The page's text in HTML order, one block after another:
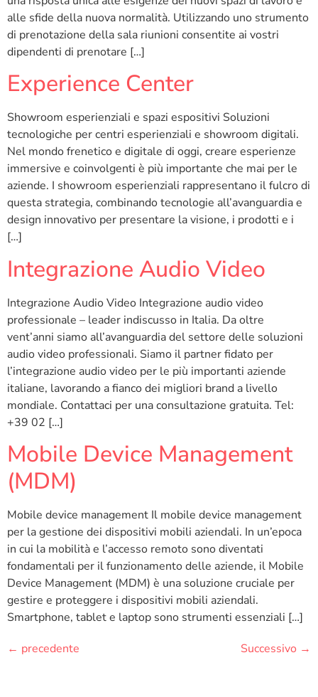
alle sfide della nuova normalità. Utilizzando uno strumento
di prenotazione della sala riunioni consentite ai vostri
dipendenti di prenotare […]
Experience Center
Showroom esperienziali e spazi espositivi Soluzioni
tecnologiche per centri esperienziali e showroom digitali.
Nel mondo frenetico e digitale di oggi, creare esperienze
immersive e coinvolgenti è più importante che mai per le
aziende. I showroom esperienziali rappresentano il fulcro di
questa strategia, combinando tecnologie all’avanguardia e
design innovativo per presentare la visione, i prodotti e i
[…]
Integrazione Audio Video
Integrazione Audio Video Integrazione audio video
professionale – leader indiscusso in Italia. Da oltre
vent’anni siamo all’avanguardia del settore delle soluzioni
audio video professionali. Siamo il partner fidato per
l’integrazione audio video per le più importanti aziende
italiane, lavorando a fianco dei migliori brand a livello
mondiale. Contattaci per una consultazione gratuita. Tel:
+39 02 […]
Mobile Device Management
(MDM)
Mobile device management Il mobile device management
per la gestione dei dispositivi mobili aziendali. In un’epoca
in cui la mobilità e l’accesso remoto sono diventati
fondamentali per il funzionamento delle aziende, il Mobile
Device Management (MDM) è una soluzione cruciale per
gestire e proteggere i dispositivi mobili aziendali.
Smartphone, tablet e laptop sono strumenti essenziali […]
← precedente Successivo →